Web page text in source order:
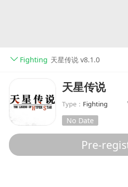
Fighting 天星传说 v8.1.0
天星传说
Type： Fighting
No Date
Pre-